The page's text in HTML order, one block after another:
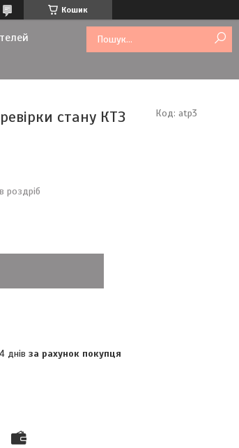
Кошик
стану КТЗ
роздріб
Код: atp3
днів за рахунок покупця